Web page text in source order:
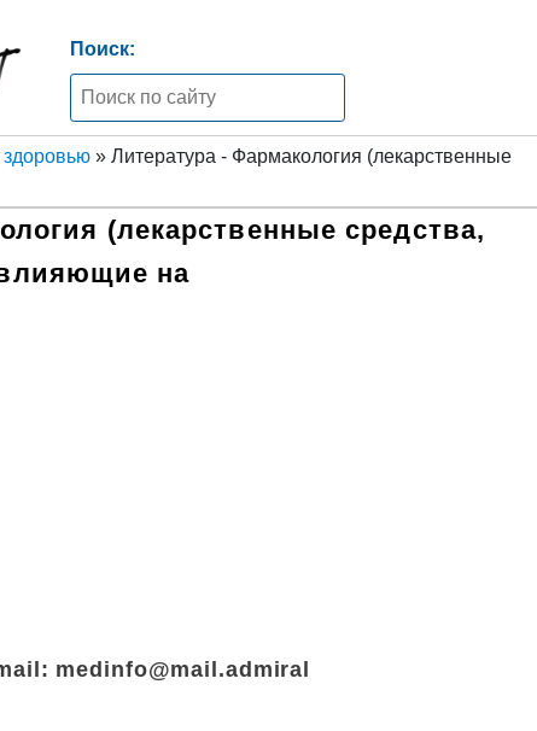
Поиск:
» Литература - Фармакология (лекарственные
(лекарственные средства,
на
medinfo@mail.admiral